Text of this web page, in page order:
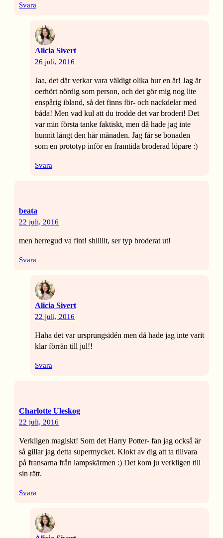
Svara
Alicia Sivert
26 juli, 2016
Jaa, det där verkar vara väldigt olika hur en är! Jag är
oerhört nördig som person, och det gör mig nog lite
enspårig ibland, så det finns för- och nackdelar med
båda! Men vad kul att du trodde det var broderi! Det
var min första tanke faktiskt, men då hade jag inte
hunnit långt den här månaden. Jag får se bonaden
som en prototyp inför en framtida broderad löpare :)
Svara
beata
22 juli, 2016
men herregud va fint! shiiiiit, ser typ broderat ut!
Svara
Alicia Sivert
22 juli, 2016
Haha det var ursprungsidén men då hade jag inte varit
klar förrän till jul!!
Svara
Charlotte Uleskog
22 juli, 2016
Verkligen magiskt! Som det Harry Potter- fan jag också är
så gillar jag detta supermycket. Klokt av dig att ta tillvara
på fransarna från lampskärmen :) Det kom ju verkligen till
sin rätt.
Svara